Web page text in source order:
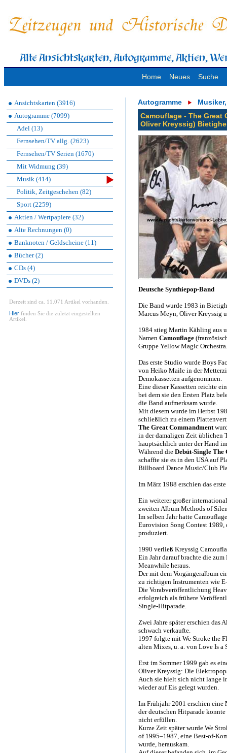
Home Neues Suche
Ansichtskarten (3916)
Autogramme (7099)
Adel (13)
Fernsehen/TV allg. (2623)
Fernsehen/TV Serien (1670)
Mit Widmung (39)
Musik (414)
Politik, Zeitgeschehen (82)
Sport (2259)
Aktien / Wertpapiere (32)
Alte Rechnungen (0)
Banknoten / Geldscheine (11)
Bücher (2)
CDs (4)
DVDs (2)
Derzeit sind ca. 11.071 Artikel vorhanden.
Hier finden Sie die zuletzt eingestellten
Artikel.
Autogramme
Camouflage - The Great
Oliver Kreyssig)
Deutsche Synthiepop-Band
Die Band wurde 1983 in
Marcus Meyn, Oliver Kreyssig
1984 stieg Martin Kähling aus
Namen Camouflage
Gruppe Yellow Magic Orchestra.
Das erste Studio wurde Boys
von Heiko Maile in der
Demokassetten aufgenommen.
Eine dieser Kassetten reichte
bei dem sie den Ersten Platz
die Band aufmerksam wurde.
Mit diesem wurde im Herbst
schließlich zu einem
The Great Commandment
in der damaligen Zeit üblichen
hauptsächlich unter der Hand
Während die Debüt-Single The
schaffte sie es in den USA auf
Billboard Dance Music/Club
Im März 1988 erschien das
Ein weiterer großer
zweiten Album Methods of
Im selben Jahr hatte
Eurovision Song Contest
produziert.
1990 verließ Kreyssig
Ein Jahr darauf brachte die
Meanwhile heraus.
Der mit dem Vorgängeralbum
zu richtigen Instrumenten wie
Die Vorabveröffentlichung
erfolgreich als frühere
Single-Hitparade.
Zwei Jahre später erschien das
schwach verkaufte.
1997 folgte mit We Stroke the
alten Mixes, u. a. von Love Is
Erst im Sommer 1999 gab es
Oliver Kreyssig: Die
Auch sie hielt sich nicht lange
wieder auf Eis gelegt wurden.
Im Frühjahr 2001 erschien eine
der deutschen Hitparade
nicht erfüllen.
Kurze Zeit später wurde We
of 1995–1987, eine Best-of-
wurde, herauskam.